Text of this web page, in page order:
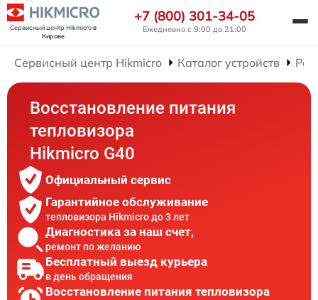
Сервисный центр Hikmicroв
Кирове
+7 (800) 301-34-05
Ежедневно с 9:00 до 21:00
Сервисный центр Hikmicro Каталог устройств
Восстановление питания
тепловизора
Hikmicro G40
Официальный сервис
Гарантийное обслуживание
тепловизора Hikmicro до 3 лет
Диагностика за наш счет,
ремонт по желанию
Бесплатный выезд курьера
в день обращения
Восстановление питания тепловизора